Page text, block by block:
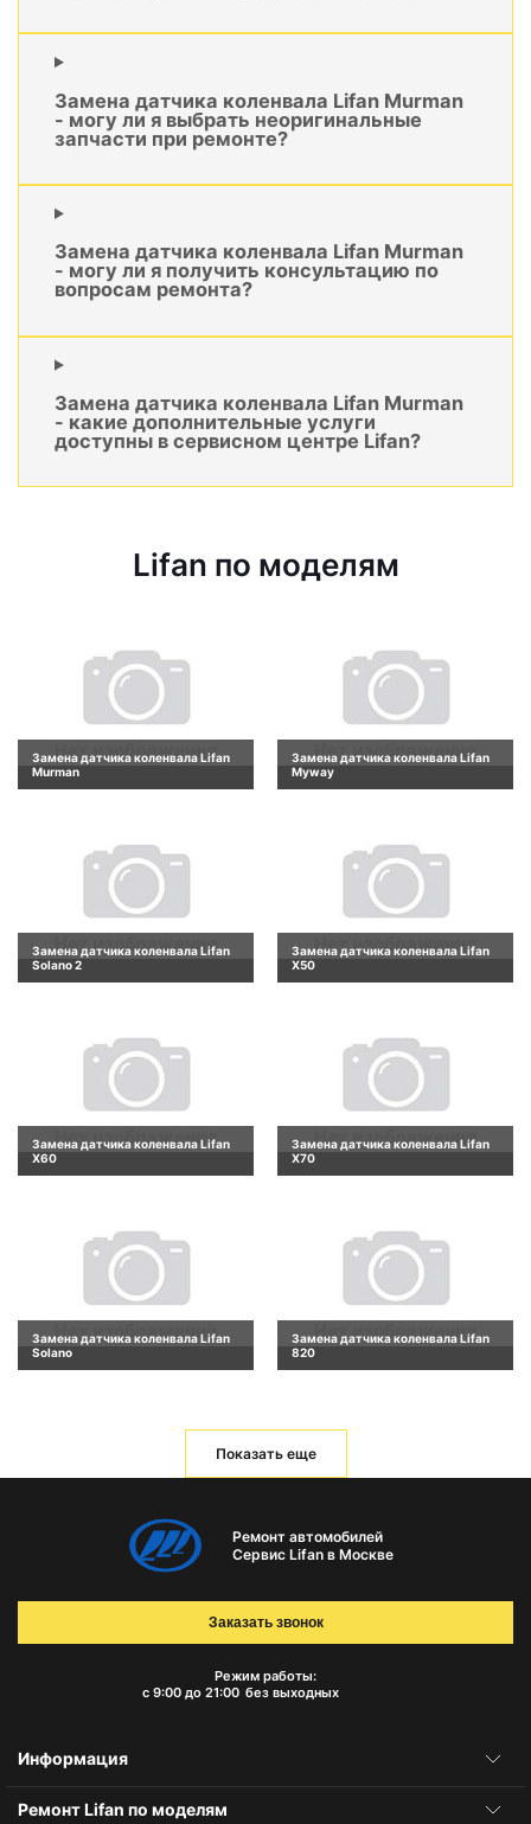
Замена датчика коленвала Lifan Murman
- могу ли я выбрать неоригинальные
запчасти при ремонте?
Замена датчика коленвала Lifan Murman
- могу ли я получить консультацию по
вопросам ремонта?
Замена датчика коленвала Lifan Murman
- какие дополнительные услуги
доступны в сервисном центре Lifan?
Lifan по моделям
Замена датчика коленвала Lifan
Murman
Замена датчика коленвала Lifan
Myway
Замена датчика коленвала Lifan
Solano 2
Замена датчика коленвала Lifan
X50
Замена датчика коленвала Lifan
X60
Замена датчика коленвала Lifan
X70
Замена датчика коленвала Lifan
Solano
Замена датчика коленвала Lifan
820
Показать еще
Ремонт автомобилей
Сервис Lifan в Москве
Режим работы:
с 9:00 до 21:00 без выходных
Заказать звонок
Информация
Ремонт Lifan по моделям